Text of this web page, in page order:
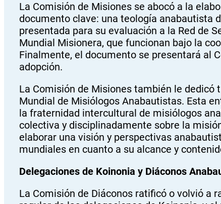
La Comisión de Misiones se abocó a la
documento clave: una teología anabautista
presentada para su evaluación a la Red de
Mundial Misionera, que funcionan bajo la
Finalmente, el documento se presentará al
adopción.
La Comisión de Misiones también le dedicó
Mundial de Misiólogos Anabautistas. Esta
la fraternidad intercultural de misiólogos
colectiva y disciplinadamente sobre la
elaborar una visión y perspectivas
mundiales en cuanto a su alcance y
Delegaciones de Koinonia y Diáconos
La Comisión de Diáconos ratificó o volvió a